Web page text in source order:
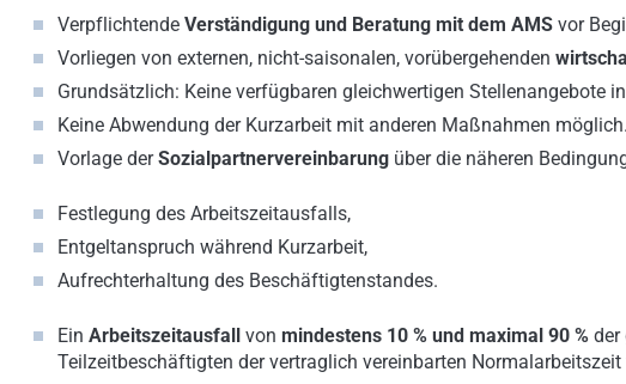
Verpflichtende Verständigung und Beratung mit dem AMS vor
Vorliegen von externen, nicht-saisonalen, vorübergehenden
Grundsätzlich: Keine verfügbaren gleichwertigen Stellenangebote
Keine Abwendung der Kurzarbeit mit anderen Maßnahmen möglich.
Vorlage derSozialpartnervereinbarung über die näheren
Festlegung des Arbeitszeitausfalls,
Entgeltanspruch während Kurzarbeit,
Aufrechterhaltung des Beschäftigtenstandes.
Ein Arbeitszeitausfall von mindestens 10 % und maximal 90 % der
Teilzeitbeschäftigten der vertraglich vereinbarten